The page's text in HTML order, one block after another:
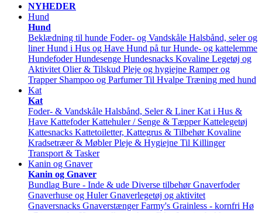
NYHEDER
Hund
Hund
Beklædning til hunde Foder- og Vandskåle Halsbånd, seler og
liner Hund i Hus og Have Hund på tur Hunde- og kattelemme
Hundefoder Hundesenge Hundesnacks Kovaline Legetøj og
Aktivitet Olier & Tilskud Pleje og hygiejne Ramper og
Trapper Shampoo og Parfumer Til Hvalpe Træning med hund
Kat
Kat
Foder- & Vandskåle Halsbånd, Seler & Liner Kat i Hus &
Have Kattefoder Kattehuler / Senge & Tæpper Kattelegetøj
Kattesnacks Kattetoiletter, Kattegrus & Tilbehør Kovaline
Kradsetræer & Møbler Pleje & Hygiejne Til Killinger
Transport & Tasker
Kanin og Gnaver
Kanin og Gnaver
Bundlag Bure - Inde & ude Diverse tilbehør Gnaverfoder
Gnaverhuse og Huler Gnaverlegetøj og aktivitet
Gnaversnacks Gnaverstænger Farmy's Grainless - kornfri Hø